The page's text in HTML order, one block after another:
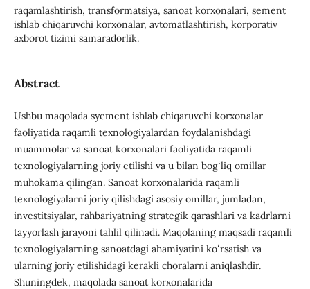
raqamlashtirish, transformatsiya, sanoat korxonalari, sement
ishlab chiqaruvchi korxonalar, avtomatlashtirish, korporativ
axborot tizimi samaradorlik.
Abstract
Ushbu maqolada syement ishlab chiqaruvchi korxonalar
faoliyatida raqamli texnologiyalardan foydalanishdagi
muammolar va sanoat korxonalari faoliyatida raqamli
texnologiyalarning joriy etilishi va u bilan bogʻliq omillar
muhokama qilingan. Sanoat korxonalarida raqamli
texnologiyalarni joriy qilishdagi asosiy omillar, jumladan,
investitsiyalar, rahbariyatning strategik qarashlari va kadrlarni
tayyorlash jarayoni tahlil qilinadi. Maqolaning maqsadi raqamli
texnologiyalarning sanoatdagi ahamiyatini koʻrsatish va
ularning joriy etilishidagi kerakli choralarni aniqlashdir.
Shuningdek, maqolada sanoat korxonalarida